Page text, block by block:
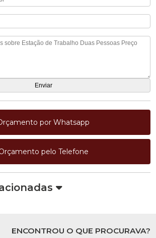
por Whatsapp
pelo Telefone
ENCONTROU O QUE PROCURAVA?